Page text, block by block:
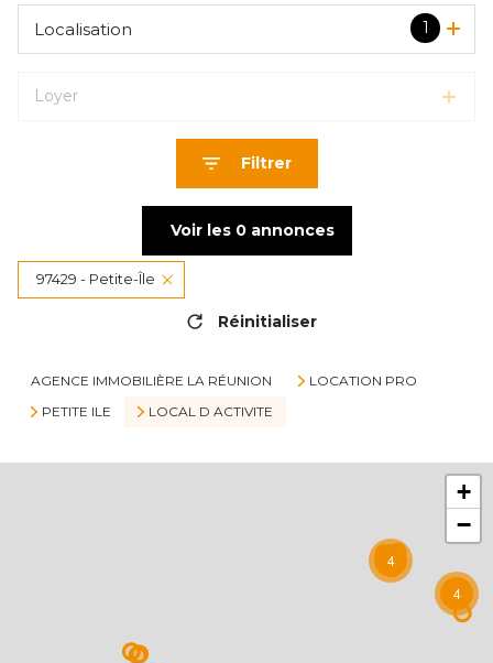
1
Localisation
Loyer
Filtrer
Voir les 0annonces
97429 - Petite-Île
Réinitialiser
AGENCE IMMOBILIÈRE LA RÉUNION
LOCATION PRO
PETITE ILE
LOCAL D ACTIVITE
4
4
+
−